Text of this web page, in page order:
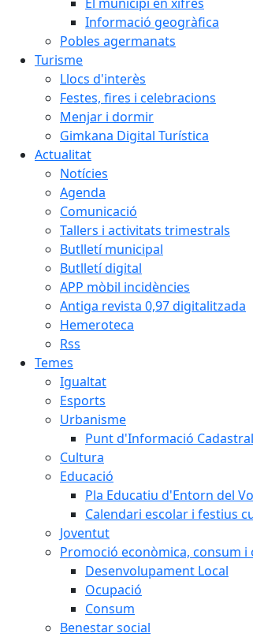
Informació geogràfica
Pobles agermanats
Turisme
Llocs d'interès
Festes, fires i celebracions
Menjar i dormir
Gimkana Digital Turística
Actualitat
Notícies
Agenda
Comunicació
Tallers i activitats trimestrals
Butlletí municipal
Butlletí digital
APP mòbil incidències
Antiga revista 0,97 digitalitzada
Hemeroteca
Rss
Temes
Igualtat
Esports
Urbanisme
Punt d'Informació Cadastral
Cultura
Educació
Pla Educatiu d'Entorn del
Calendari escolar i festius
Joventut
Promoció econòmica, consum i
Desenvolupament Local
Ocupació
Consum
Benestar social